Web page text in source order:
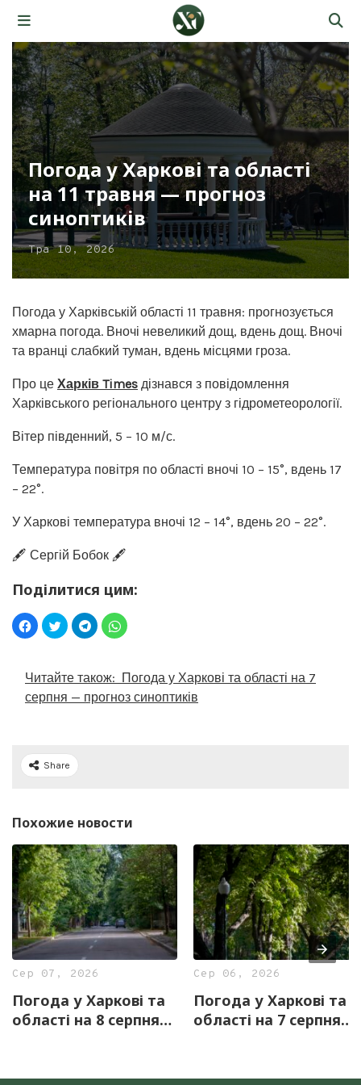
Погода у Харкові та області
на 11 травня — прогноз
синоптиків
Тра 10, 2026
Погода у Харківській області 11 травня: прогнозується
хмарна погода. Вночі невеликий дощ, вдень дощ. Вночі
та вранці слабкий туман, вдень місцями гроза.
Про це Харків Times дізнався з повідомлення
Харківського регіонального центру з гідрометеорології.
Вітер південний, 5 – 10 м/с.
Температура повітря по області вночі 10 – 15°, вдень 17
– 22°.
У Харкові температура вночі 12 – 14°, вдень 20 – 22°.
🖋️ Сергій Бобок 🖋️
Поділитися цим:
Читайте також: Погода у Харкові та області на 7
серпня — прогноз синоптиків
Share
Похожие новости
Сер 07, 2026
Погода у Харкові та
області на 8 серпня
Сер 06, 2026
Погода у Харкові та
області на 7 серпня